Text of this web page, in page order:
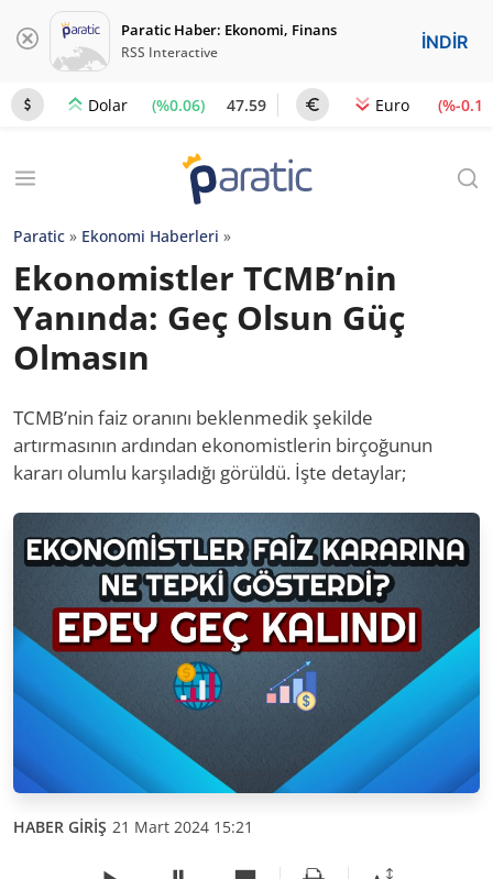
Paratic Haber: Ekonomi, Finans
RSS Interactive İNDİR
Dolar (%0.06) 47.59 Euro (%-0.1)
Paratic » Ekonomi Haberleri »
Ekonomistler TCMB’nin
Yanında: Geç Olsun Güç
Olmasın
TCMB’nin faiz oranını beklenmedik şekilde
artırmasının ardından ekonomistlerin birçoğunun
kararı olumlu karşıladığı görüldü. İşte detaylar;
HABER GİRİŞ 21 Mart 2024 15:21